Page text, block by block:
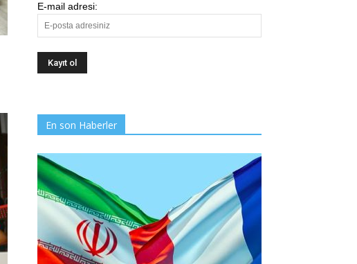
E-mail adresi:
En son Haberler